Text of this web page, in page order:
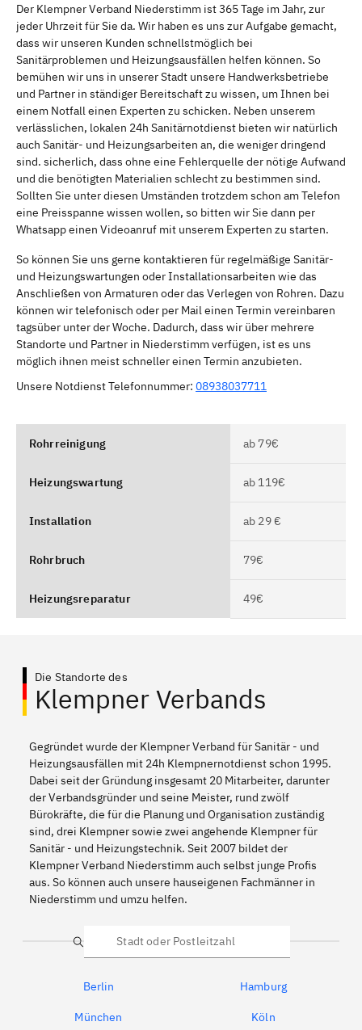
Der Klempner Verband Niederstimm ist 365 Tage im Jahr, zur
jeder Uhrzeit für Sie da. Wir haben es uns zur Aufgabe gemacht,
dass wir unseren Kunden schnellstmöglich bei
Sanitärproblemen und Heizungsausfällen helfen können. So
bemühen wir uns in unserer Stadt unsere Handwerksbetriebe
und Partner in ständiger Bereitschaft zu wissen, um Ihnen bei
einem Notfall einen Experten zu schicken. Neben unserem
verlässlichen, lokalen 24h Sanitärnotdienst bieten wir natürlich
auch Sanitär- und Heizungsarbeiten an, die weniger dringend
sind. sicherlich, dass ohne eine Fehlerquelle der nötige Aufwand
und die benötigten Materialien schlecht zu bestimmen sind.
Sollten Sie unter diesen Umständen trotzdem schon am Telefon
eine Preisspanne wissen wollen, so bitten wir Sie dann per
Whatsapp einen Videoanruf mit unserem Experten zu starten.
So können Sie uns gerne kontaktieren für regelmäßige Sanitär-
und Heizungswartungen oder Installationsarbeiten wie das
Anschließen von Armaturen oder das Verlegen von Rohren. Dazu
können wir telefonisch oder per Mail einen Termin vereinbaren
tagsüber unter der Woche. Dadurch, dass wir über mehrere
Standorte und Partner in Niederstimm verfügen, ist es uns
möglich ihnen meist schneller einen Termin anzubieten.
Unsere Notdienst Telefonnummer: 08938037711
Rohrreinigung ab 79€
Heizungswartung ab 119€
Installation ab 29 €
Rohrbruch 79€
Heizungsreparatur 49€
Die Standorte des
Klempner Verbands
Gegründet wurde der Klempner Verband für Sanitär - und
Heizungsausfällen mit 24h Klempnernotdienst schon 1995.
Dabei seit der Gründung insgesamt 20 Mitarbeiter, darunter
der Verbandsgründer und seine Meister, rund zwölf
Bürokräfte, die für die Planung und Organisation zuständig
sind, drei Klempner sowie zwei angehende Klempner für
Sanitär - und Heizungstechnik. Seit 2007 bildet der
Klempner Verband Niederstimm auch selbst junge Profis
aus. So können auch unsere hauseigenen Fachmänner in
Niederstimm und umzu helfen.
Suche
Berlin Hamburg
München Köln